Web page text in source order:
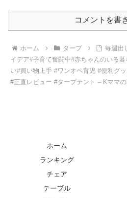
コメントを書
ホーム タープ
毎週出
イデア#子育て奮闘中#赤ちゃんのいる
い#買い物上手 #ワンオペ育児 #便利グ
#正直レビュー #タープテント – Kママ
ホーム
ランキング
チェア
テーブル